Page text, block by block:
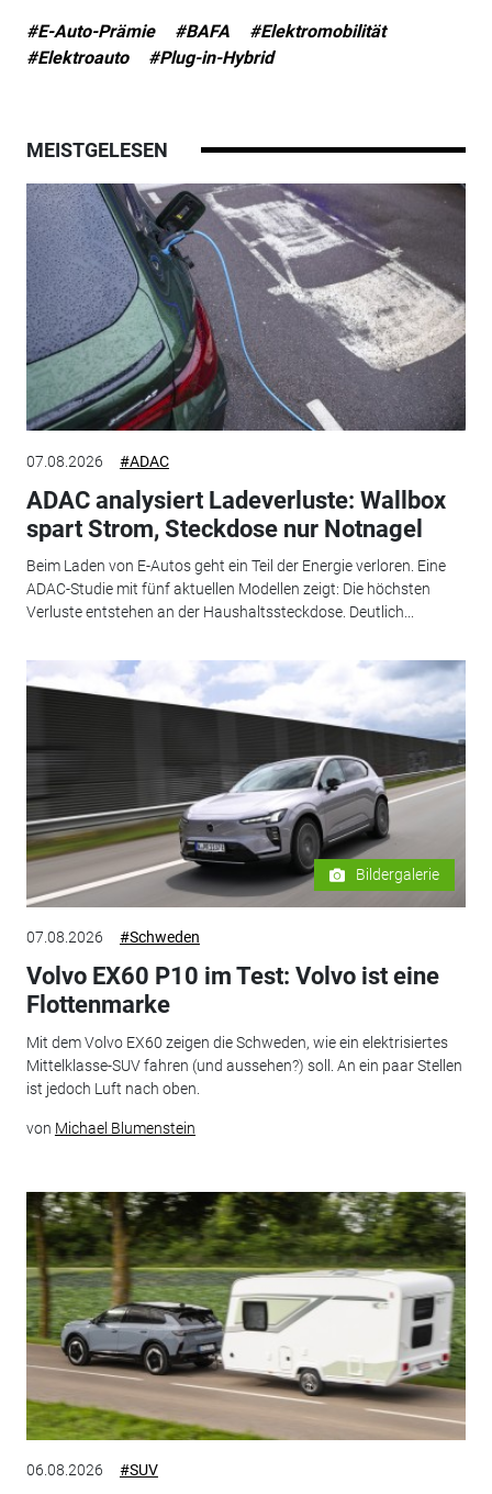
#E-Auto-Prämie #BAFA
#Elektromobilität
#Elektroauto
#Plug-in-Hybrid
MEISTGELESEN
07.08.2026 #ADAC
ADAC analysiert Ladeverluste: Wallbox
spart Strom, Steckdose nur Notnagel
Beim Laden von E-Autos geht ein Teil der Energie verloren. Eine
ADAC-Studie mit fünf aktuellen Modellen zeigt: Die höchsten
Verluste entstehen an der Haushaltssteckdose. Deutlich...
Bildergalerie
07.08.2026 #Schweden
Volvo EX60 P10 im Test: Volvo ist eine
Flottenmarke
Mit dem Volvo EX60 zeigen die Schweden, wie ein elektrisiertes
Mittelklasse-SUV fahren (und aussehen?) soll. An ein paar Stellen
ist jedoch Luft nach oben.
von Michael Blumenstein
06.08.2026 #SUV